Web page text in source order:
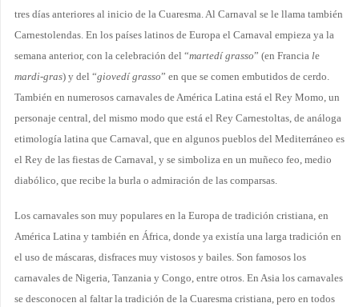
tres días anteriores al inicio de la Cuaresma. Al Carnaval se le llama también
Carnestolendas. En los países latinos de Europa el Carnaval empieza ya la
semana anterior, con la celebración del “martedí grasso” (en Francia le
mardi-gras) y del “giovedí grasso” en que se comen embutidos de cerdo.
También en numerosos carnavales de América Latina está el Rey Momo, un
personaje central, del mismo modo que está el Rey Carnestoltas, de análoga
etimología latina que Carnaval, que en algunos pueblos del Mediterráneo es
el Rey de las fiestas de Carnaval, y se simboliza en un muñeco feo, medio
diabólico, que recibe la burla o admiración de las comparsas.
Los carnavales son muy populares en la Europa de tradición cristiana, en
América Latina y también en África, donde ya existía una larga tradición en
el uso de máscaras, disfraces muy vistosos y bailes. Son famosos los
carnavales de Nigeria, Tanzania y Congo, entre otros. En Asia los carnavales
se desconocen al faltar la tradición de la Cuaresma cristiana, pero en todos